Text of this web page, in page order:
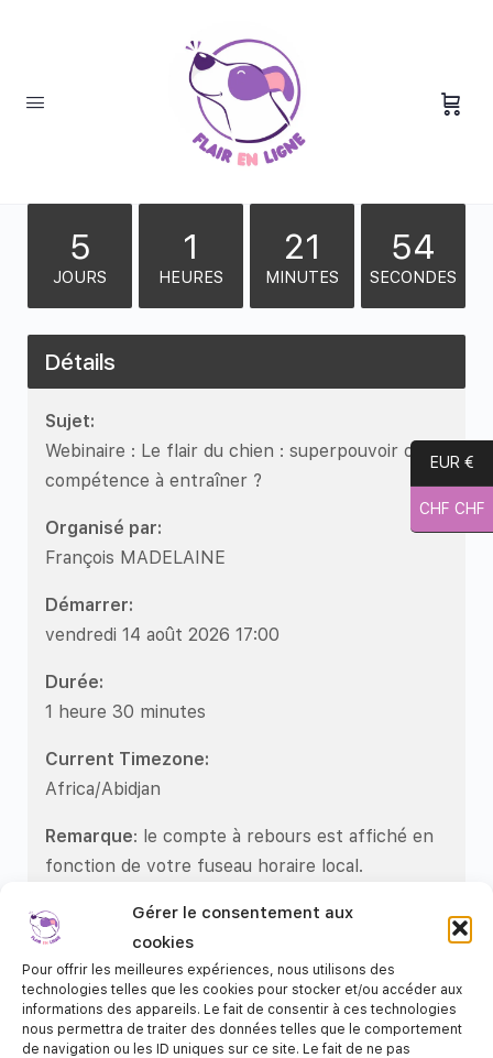
Gérer le consentement aux
cookies
Pour offrir les meilleures expériences, nous utilisons des
technologies telles que les cookies pour stocker et/ou accéder aux
informations des appareils. Le fait de consentir à ces technologies
nous permettra de traiter des données telles que le comportement
de navigation ou les ID uniques sur ce site. Le fait de ne pas
5
JOURS
1
HEURES
21
MINUTES
54
SECONDES
Détails
Sujet:
Webinaire : Le flair du chien : superpouvoir ou
compétence à entraîner ?
Organisé par:
François MADELAINE
Démarrer:
vendredi 14 août 2026 17:00
Durée:
1 heure 30 minutes
Current Timezone:
Africa/Abidjan
Remarque: le compte à rebours est affiché en
fonction de votre fuseau horaire local.
Rejoindre la réunion via l'application Zoom
Inscrivez-vous via votre navigateur web
EUR €
CHF CHF